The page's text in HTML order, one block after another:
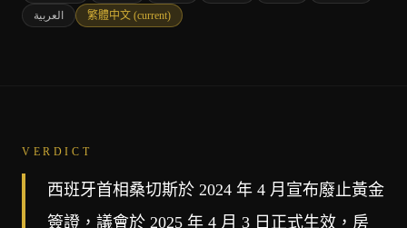
العربية
繁體中文 (current)
VERDICT
西班牙首相桑切斯於 2024 年 4 月宣布廢止黃金
簽證，議會於 2025 年 4 月 3 日正式生效，房